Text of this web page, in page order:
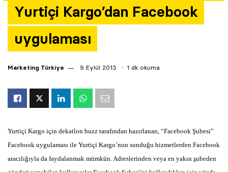
Yurtiçi Kargo’dan Facebook
uygulaması
Marketing Türkiye 9 Eylül 2013 1 dk okuma
Yurtiçi Kargo için dekatlon buzz tarafından hazırlanan, “Facebook Şubesi”
Facebook uygulaması ile Yurtiçi Kargo’nun sunduğu hizmetlerden Facebook
aracılığıyla da faydalanmak mümkün. Adreslerinden veya en yakın şubeden
Yazarlar
Araştırma